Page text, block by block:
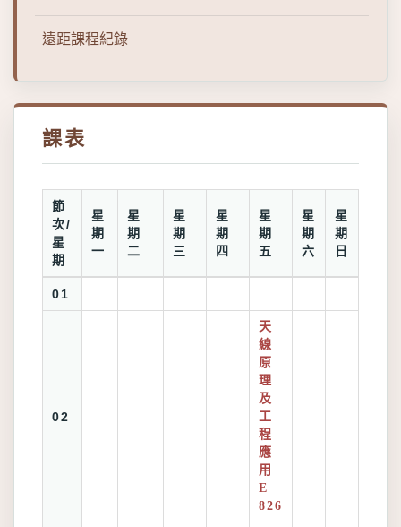
遠距課程紀錄
課表
節
次/
星
期
星
期
一
星
期
二
星
期
三
星
期
四
星
期
五
星
期
六
星
期
日
01
02
天
線
原
理
及
工
程
應
用
E
826